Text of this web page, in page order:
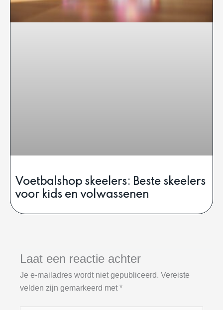
Voetbalshop skeelers: Beste skeelers
voor kids en volwassenen
Laat een reactie achter
Je e-mailadres wordt niet gepubliceerd. Vereiste
velden zijn gemarkeerd met *